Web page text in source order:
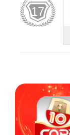
17